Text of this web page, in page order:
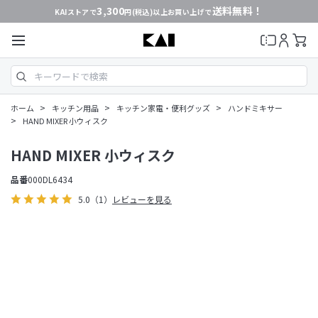
KAIストアで3,300円(税込)以上お買い上げで送料無料！
ホーム > キッチン用品 > キッチン家電・便利グッズ > ハンドミキサー
> HAND MIXER 小ウィスク
5.0 （1） レビューを見る
HAND MIXER 小ウィスク
品番000DL6434